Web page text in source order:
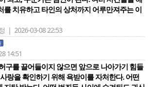
를 치유하고 타인의 상처까지 어루만져주는 이
| 2026-03-08 22:53
14:51
구를 끌어들이지 않으면 앞으로 나아가기 힘들
랑을 확인하기 위해 욕받이를 자처한다. 어떤